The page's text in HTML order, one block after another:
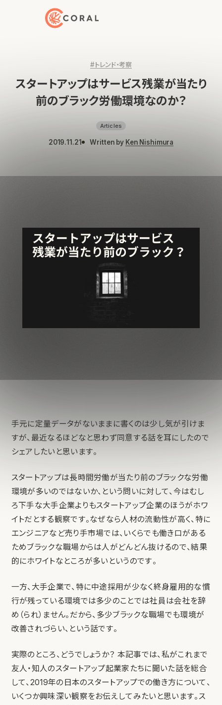
トップページへ戻る
#トレンド・考察
スタートアップはサービス残業が当たり
前のブラック労働環境なのか？
Articles
2019.11.21 Written by Ken Nishimura
手元に定量データがないままに書くのは少し気が引けま
すが、最近なるほどなと思わず同意する話を耳にしたので
シェアしたいと思います。
スタートアップは長時間労働が当たり前のブラックな労働
環境が多いのではないか、という問いに対して、今はむし
ろ下手な大手企業よりもスタートアップ企業のほうがホワ
イトだとする観察です。なぜなら人材の流動性が高く、特に
エンジニアなど売り手市場では、いくらでも働き口がある
ためブラックな職場からは人がどんどん抜けるので、結果
的にホワイトなところが多いというのです。
一方、大手企業で、特に中途採用が少なく終身雇用的な慣
行が残っている環境では多少のことでは社員は会社を辞
め（られ）ません。だから、多少ブラックな職場でも環境が
改善されづらい、という話です。
実際のところ、どうでしょうか？ 本記事では、私がこれまで
友人・知人のスタートアップ起業家たちに聞いた話を総合
して、2019年の日本のスタートアップでの働き方について、
いくつか興味深い観察をお伝えしてみたいと思います。ス